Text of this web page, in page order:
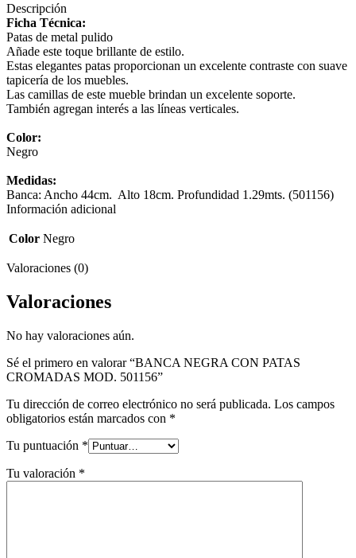
Descripción
Ficha Técnica:
Patas de metal pulido
Añade este toque brillante de estilo.
Estas elegantes patas proporcionan un excelente contraste con suave
tapicería de los muebles.
Las camillas de este mueble brindan un excelente soporte.
También agregan interés a las líneas verticales.
Color:
Negro
Medidas:
Banca: Ancho 44cm. Alto 18cm. Profundidad 1.29mts. (501156)
Información adicional
Color Negro
Valoraciones (0)
Valoraciones
No hay valoraciones aún.
Sé el primero en valorar “BANCA NEGRA CON PATAS
CROMADAS MOD. 501156”
Tu dirección de correo electrónico no será publicada. Los campos
obligatorios están marcados con *
Tu puntuación *
Tu valoración *